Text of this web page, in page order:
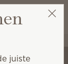
Verlanglijst
Winkeltas
juiste